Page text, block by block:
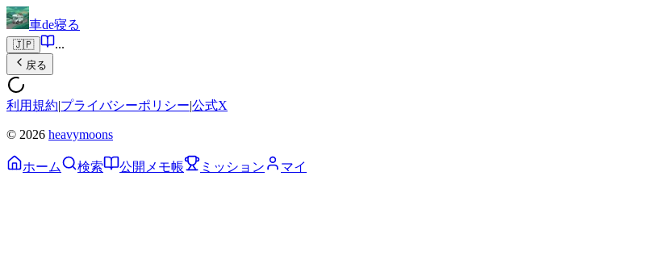
車de寝る
🇯🇵 ...
戻る
利用規約|プライバシーポリシー|公式X
© 2026 heavymoons
ホーム 検索 公開メモ帳 ミッション マイ